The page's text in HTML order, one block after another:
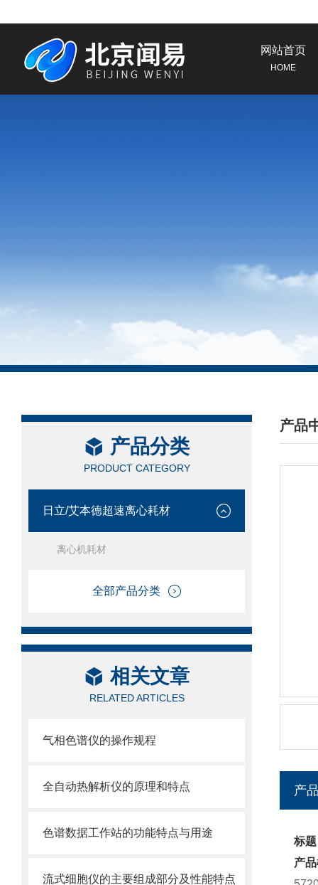
网站首页
HOME
产品分类
PRODUCT CATEGORY
日立/艾本德超速离心耗材
离心机耗材
全部产品分类
相关文章
RELATED ARTICLES
气相色谱仪的操作规程
全自动热解析仪的原理和特点
色谱数据工作站的功能特点与用途
流式细胞仪的主要组成部分及性能特点
产品
/
产
标
产